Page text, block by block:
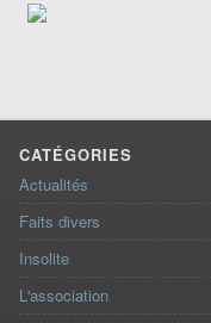
CATÉGORIES
Actualités
Faits divers
Insolite
L'association